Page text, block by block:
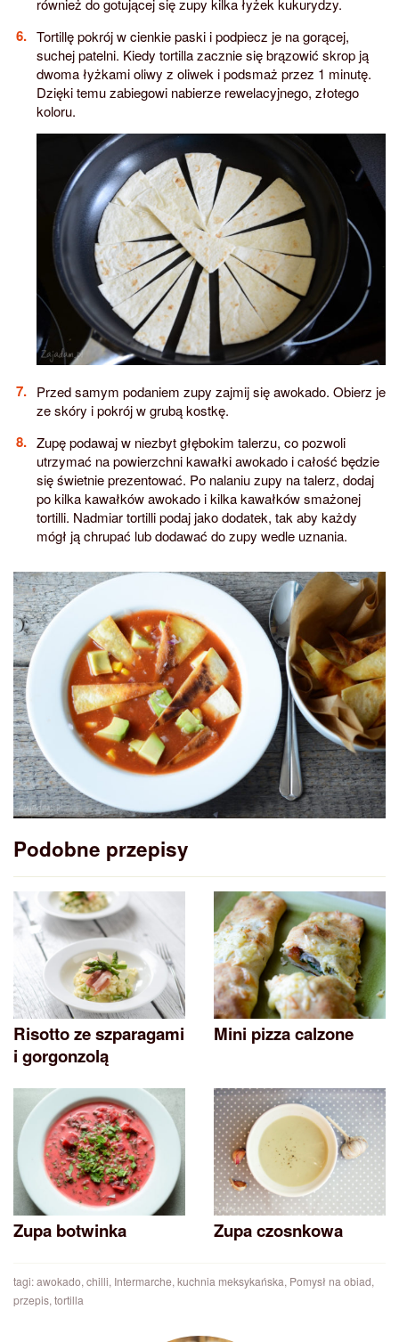
również do gotującej się zupy kilka łyżek kukurydzy.
Tortillę pokrój w cienkie paski i podpiecz je na gorącej,
suchej patelni. Kiedy tortilla zacznie się brązowić skrop ją
dwoma łyżkami oliwy z oliwek i podsmaż przez 1 minutę.
Dzięki temu zabiegowi nabierze rewelacyjnego, złotego
koloru.
Przed samym podaniem zupy zajmij się awokado. Obierz je
ze skóry i pokrój w grubą kostkę.
Zupę podawaj w niezbyt głębokim talerzu, co pozwoli
utrzymać na powierzchni kawałki awokado i całość będzie
się świetnie prezentować. Po nalaniu zupy na talerz, dodaj
po kilka kawałków awokado i kilka kawałków smażonej
tortilli. Nadmiar tortilli podaj jako dodatek, tak aby każdy
mógł ją chrupać lub dodawać do zupy wedle uznania.
Podobne przepisy
Risotto ze szparagami
i gorgonzolą
Mini pizza calzone
Zupa botwinka Zupa czosnkowa
tagi:awokado, chilli, Intermarche, kuchnia meksykańska, Pomysł na obiad,
przepis, tortilla